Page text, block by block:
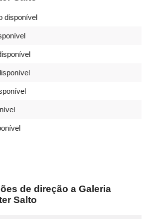
disponível
de direção a Galeria
Salto